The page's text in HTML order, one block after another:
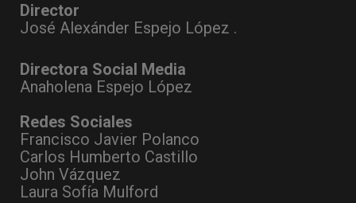
Director
José Alexánder Espejo López .
Directora Social Media
Anaholena Espejo López
Redes Sociales
Francisco Javier Polanco
Carlos Humberto Castillo
John Vázquez
Laura Sofía Mulford